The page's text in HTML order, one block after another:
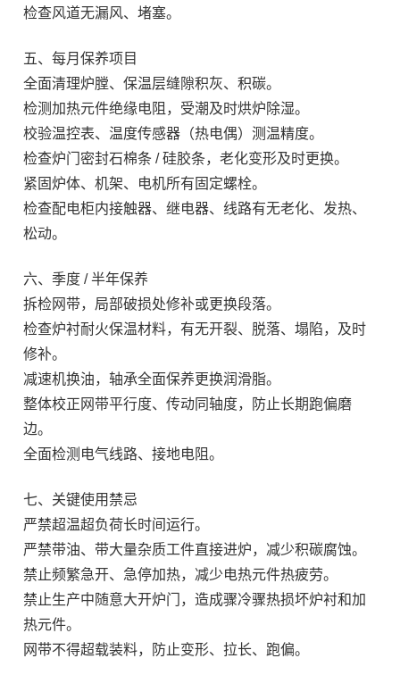
检查风道无漏风、堵塞。
五、每月保养项目
全面清理炉膛、保温层缝隙积灰、积碳。
检测加热元件绝缘电阻，受潮及时烘炉除湿。
校验温控表、温度传感器（热电偶）测温精度。
检查炉门密封石棉条 / 硅胶条，老化变形及时更换。
紧固炉体、机架、电机所有固定螺栓。
检查配电柜内接触器、继电器、线路有无老化、发热、
松动。
六、季度 / 半年保养
拆检网带，局部破损处修补或更换段落。
检查炉衬耐火保温材料，有无开裂、脱落、塌陷，及时
修补。
减速机换油，轴承全面保养更换润滑脂。
整体校正网带平行度、传动同轴度，防止长期跑偏磨
边。
全面检测电气线路、接地电阻。
七、关键使用禁忌
严禁超温超负荷长时间运行。
严禁带油、带大量杂质工件直接进炉，减少积碳腐蚀。
禁止频繁急开、急停加热，减少电热元件热疲劳。
禁止生产中随意大开炉门，造成骤冷骤热损坏炉衬和加
热元件。
网带不得超载装料，防止变形、拉长、跑偏。